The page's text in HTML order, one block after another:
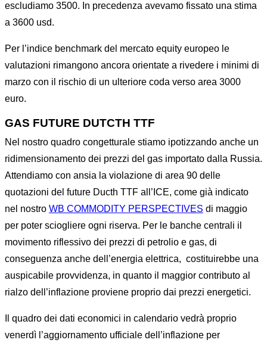
escludiamo 3500. In precedenza avevamo fissato una stima
a 3600 usd.
Per l’indice benchmark del mercato equity europeo le
valutazioni rimangono ancora orientate a rivedere i minimi di
marzo con il rischio di un ulteriore coda verso area 3000
euro.
GAS FUTURE DUTCTH TTF
Nel nostro quadro congetturale stiamo ipotizzando anche un
ridimensionamento dei prezzi del gas importato dalla Russia.
Attendiamo con ansia la violazione di area 90 delle
quotazioni del future Ducth TTF all’ICE, come già indicato
nel nostro WB COMMODITY PERSPECTIVES di maggio
per poter sciogliere ogni riserva. Per le banche centrali il
movimento riflessivo dei prezzi di petrolio e gas, di
conseguenza anche dell’energia elettrica, costituirebbe una
auspicabile provvidenza, in quanto il maggior contributo al
rialzo dell’inflazione proviene proprio dai prezzi energetici.
Il quadro dei dati economici in calendario vedrà proprio
venerdì l’aggiornamento ufficiale dell’inflazione per